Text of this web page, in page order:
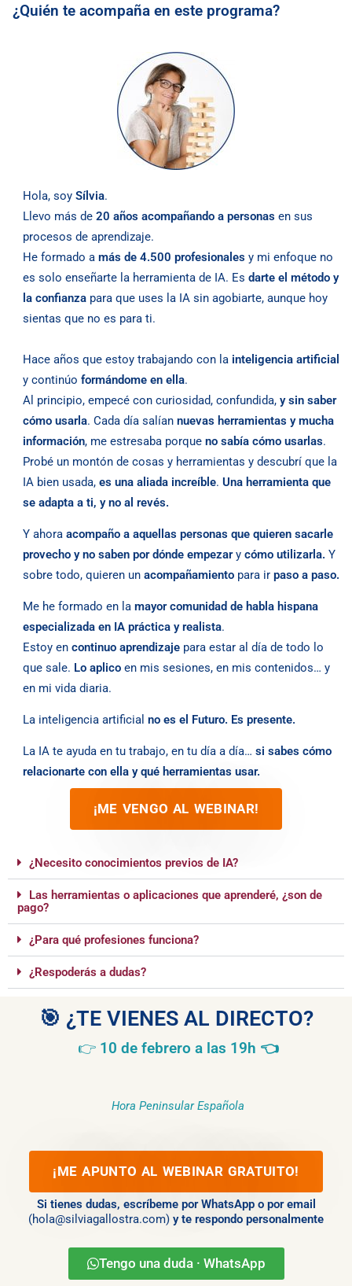
¿Quién te acompaña en este programa?
Hola, soy Sílvia.
Llevo más de 20 años acompañando a personas en sus
procesos de aprendizaje.
He formado a más de 4.500 profesionales y mi enfoque no
es solo enseñarte la herramienta de IA. Es darte el método y
la confianza para que uses la IA sin agobiarte, aunque hoy
sientas que no es para ti.
Hace años que estoy trabajando con la inteligencia artificial
y continúo formándome en ella.
Al principio, empecé con curiosidad, confundida, y sin saber
cómo usarla. Cada día salían nuevas herramientas y mucha
información, me estresaba porque no sabía cómo usarlas.
Probé un montón de cosas y herramientas y descubrí que la
IA bien usada, es una aliada increíble. Una herramienta que
se adapta a ti, y no al revés.
Y ahora acompaño a aquellas personas que quieren sacarle
provecho y no saben por dónde empezary cómo utilizarla. Y
sobre todo, quieren un acompañamiento para ir paso a paso.
Me he formado en la mayor comunidad de habla hispana
especializada en IA práctica y realista.
Estoy en continuo aprendizaje para estar al día de todo lo
que sale. Lo aplico en mis sesiones, en mis contenidos… y
en mi vida diaria.
La inteligencia artificial no es el Futuro. Es presente.
La IA te ayuda en tu trabajo, en tu día a día… si sabes cómo
relacionarte con ella y qué herramientas usar.
¡ME VENGO AL WEBINAR!
¿Necesito conocimientos previos de IA?
Las herramientas o aplicaciones que aprenderé, ¿son de
pago?
¿Para qué profesiones funciona?
¿Respoderás a dudas?
🎯 ¿TE VIENES AL DIRECTO?
👉 10 de febrero a las 19h 👈
Hora Peninsular Española
¡ME APUNTO AL WEBINAR GRATUITO!
Si tienes dudas, escríbeme por WhatsApp o por email
(hola@silviagallostra.com) y te respondo personalmente
Tengo una duda · WhatsApp